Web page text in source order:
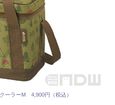
ーラーM 4,900円（税込）